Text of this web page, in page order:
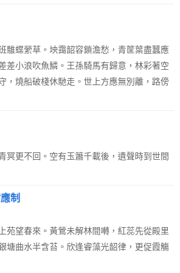
騅蝶縈草。坱靄韶容鎖澹愁，青筐葉盡蠶應
差小浪吹魚鱗。王孫騎馬有歸意，林彩著空
，燒船破棧休馳走。世上方應無別離，路傍
冥更不回。空有玉簫千載後，遺聲時到世間
制
苑望春來。黃鶯未解林間囀，紅蕊先從殿里
塘曲水半含苔。欣逢睿藻光韶律，更促霞觴